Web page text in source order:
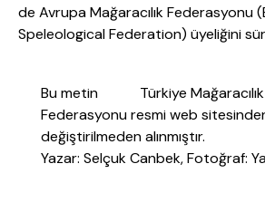
de Avrupa Mağaracılık Federasyonu
Speleological Federation) üyeliğini
Bu metin
Türkiye Mağaracılık
Federasyonuresmi web
değiştirilmeden alınmıştır.
Yazar: Selçuk Canbek, Fotoğraf: